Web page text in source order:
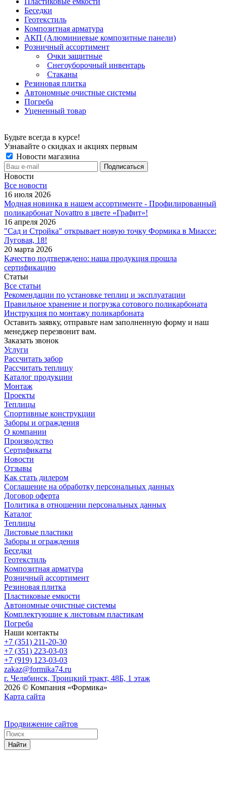
Беседки
Геотекстиль
Композитная арматура
АКП (Алюминиевые композитные панели)
Розничный ассортимент
Очки защитные
Снегоуборочный инвентарь
Стаканы
Резиновая плитка
Автономные очистные системы
Погреба
Уцененный товар
Будьте всегда в курсе!
Узнавайте о скидках и акциях первым
Новости магазина
Новости
Все новости
16 июля 2026
Модная новинка в нашем ассортименте - Профилированный
поликарбонат Novattro в цвете «Графит»!
16 апреля 2026
"Сад и Стройка" открывает новую точку Формика в Миассе:
Луговая, 18!
20 марта 2026
Качество подтверждено: наша продукция прошла
сертификацию
Статьи
Все статьи
Рекомендации по установке теплиц и эксплуатации
Правильное хранение и погрузка сотового поликарбоната
Инструкция по монтажу поликарбоната
Оставить заявку, отправьте нам заполненную форму и наш
менеджер перезвонит вам.
Заказать звонок
Услуги
Рассчитать забор
Рассчитать теплицу
Каталог продукции
Монтаж
Проекты
Теплицы
Спортивные конструкции
Заборы и ограждения
О компании
Производство
Сертификаты
Новости
Отзывы
Как стать дилером
Соглашение на обработку персональных данных
Договор оферта
Политика в отношении персональных данных
Каталог
Теплицы
Листовые пластики
Заборы и ограждения
Беседки
Геотекстиль
Композитная арматура
Розничный ассортимент
Резиновая плитка
Пластиковые емкости
Автономные очистные системы
Комплектующие к листовым пластикам
Погреба
Наши контакты
+7 (351) 211-20-30
+7 (351) 223-03-03
+7 (919) 123-03-03
zakaz@formika74.ru
г. Челябинск, Троицкий тракт, 48Б, 1 этаж
2026 © Компания «Формика»
Карта сайта
Продвижение сайтов
Найти